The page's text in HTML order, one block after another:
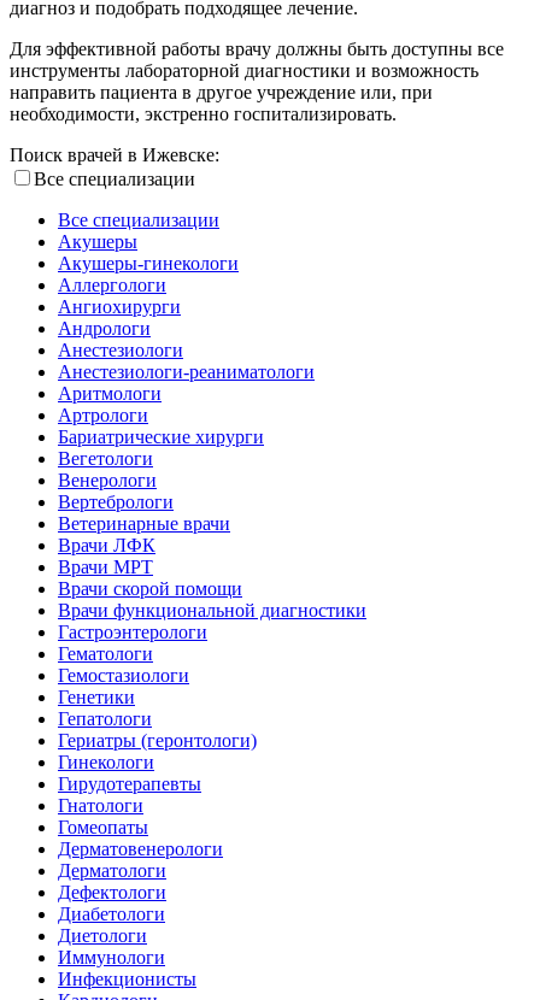
диагноз и подобрать подходящее лечение.
Для эффективной работы врачу должны быть доступны все
инструменты лабораторной диагностики и возможность
направить пациента в другое учреждение или, при
необходимости, экстренно госпитализировать.
Поиск врачей в Ижевске:
Все специализации
Все специализации
Акушеры
Акушеры-гинекологи
Аллергологи
Ангиохирурги
Андрологи
Анестезиологи
Анестезиологи-реаниматологи
Аритмологи
Артрологи
Бариатрические хирурги
Вегетологи
Венерологи
Вертебрологи
Ветеринарные врачи
Врачи ЛФК
Врачи МРТ
Врачи скорой помощи
Врачи функциональной диагностики
Гастроэнтерологи
Гематологи
Гемостазиологи
Генетики
Гепатологи
Гериатры (геронтологи)
Гинекологи
Гирудотерапевты
Гнатологи
Гомеопаты
Дерматовенерологи
Дерматологи
Дефектологи
Диабетологи
Диетологи
Иммунологи
Инфекционисты